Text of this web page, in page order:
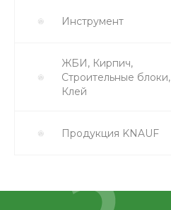
Инструмент
ЖБИ, Кирпич,
Строительные блоки,
Клей
Продукция KNAUF